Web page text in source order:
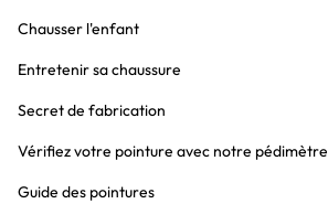
Chausser l'enfant
Entretenir sa chaussure
Secret de fabrication
Vérifiez votre pointure avec notre pédimètre
Guide des pointures